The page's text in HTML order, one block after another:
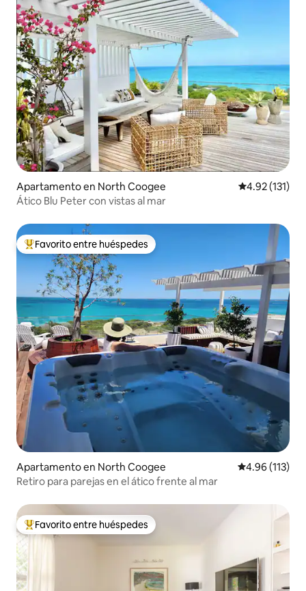
Apartamento en North Coogee Calificación
4.92 (131)
Ático Blu Peter con vistas al mar
Favorito entre huéspedes preferido
Favorito entre huéspedes
Apartamento en North Coogee Calificación
4.96 (113)
Retiro para parejas en el ático frente al mar
Favorito entre huéspedes preferido
Favorito entre huéspedes